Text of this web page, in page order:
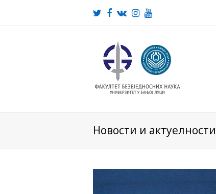
Twitter
Facebook
VKInstagram
Youtube
Новости и актуелности